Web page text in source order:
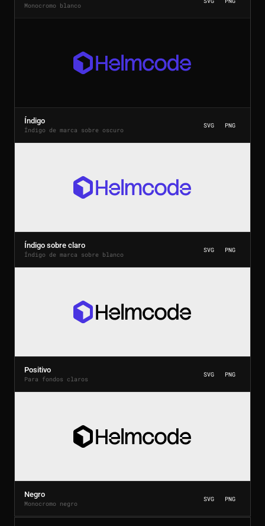
Monocromo blanco
Índigo
Índigo de marca sobre oscuro
SVG PNG
Índigo sobre claro
Índigo de marca sobre blanco
SVG PNG
Positivo
Para fondos claros
SVG PNG
Negro
Monocromo negro
SVG PNG